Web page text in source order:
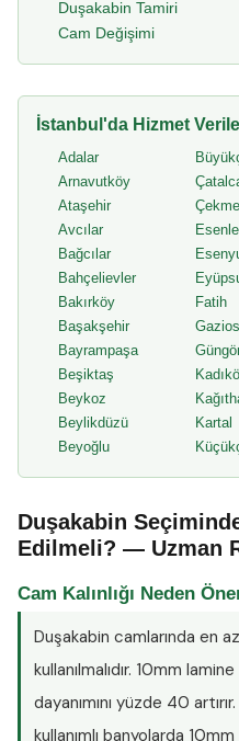
Duşakabin Tamiri
Cam Değişimi
İstanbul'da Hizmet
Adalar
Arnavutköy
Ataşehir
Avcılar
Bağcılar
Bahçelievler
Bakırköy
Başakşehir
Bayrampaşa
Beşiktaş
Beykoz
Beylikdüzü
Beyoğlu
Fatih
Kartal
Duşakabin
Edilmeli? — Uzman
Cam Kalınlığı Neden
Duşakabin camlarında en az
kullanılmalıdır. 10mm
dayanımını yüzde 40
kullanımlı banyolarda